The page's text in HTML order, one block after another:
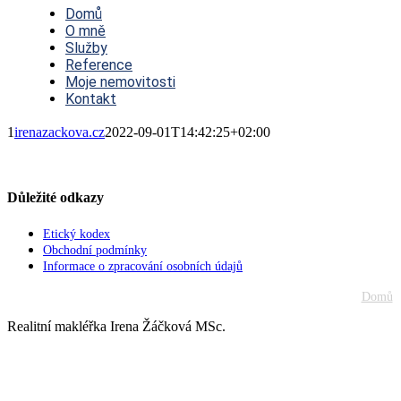
NavigationDomů
O mně
Služby
Reference
Moje nemovitosti
Kontakt
1irenazackova.cz2022-09-01T14:42:25+02:00
Důležité odkazy
Etický kodex
Obchodní podmínky
Informace o zpracování osobních údajů
Domů
Realitní makléřka Irena Žáčková MSc.